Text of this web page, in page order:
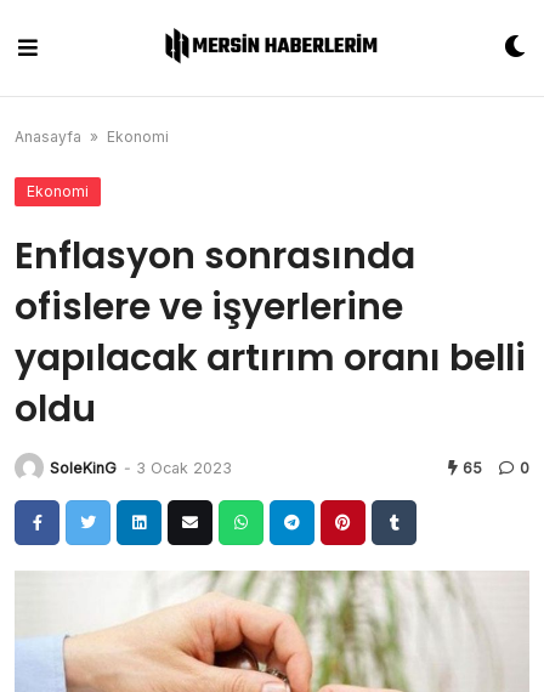
content
Anasayfa » Ekonomi
Ekonomi
Enflasyon sonrasında
ofislere ve işyerlerine
yapılacak artırım oranı belli
oldu
SoleKinG - 3 Ocak 2023 65 0